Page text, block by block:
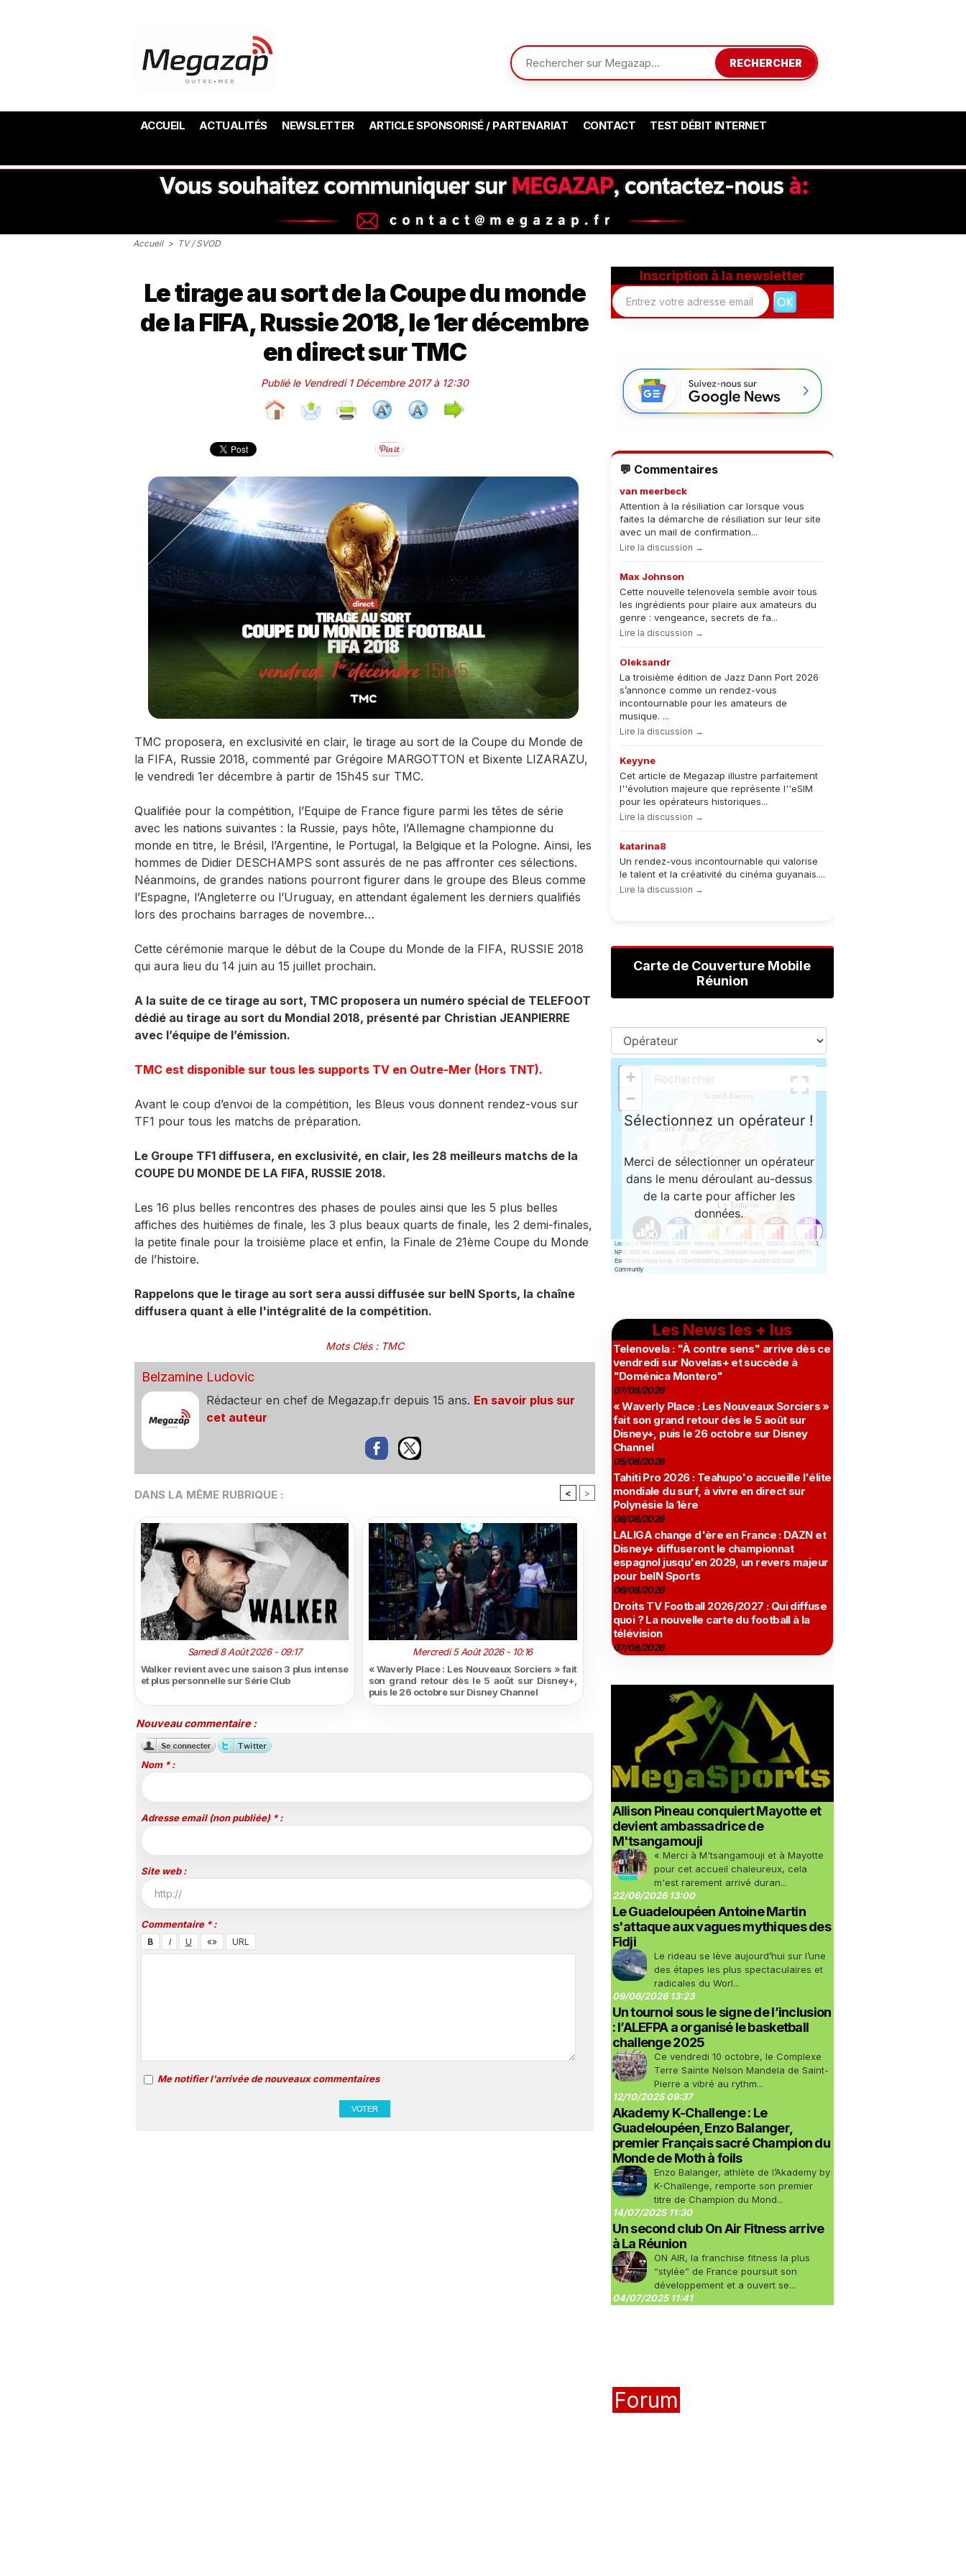
RECHERCHER
ACCUEIL ACTUALITÉS NEWSLETTER ARTICLE SPONSORISÉ / PARTENARIAT CONTACT TEST DÉBIT INTERNET
Accueil > TV / SVOD
Le tirage au sort de la Coupe du monde
de la FIFA, Russie 2018, le 1er décembre
en direct sur TMC
Publié le Vendredi 1 Décembre 2017 à 12:30
TMC proposera, en exclusivité en clair, le tirage au sort de la Coupe du Monde de
la FIFA, Russie 2018, commenté par Grégoire MARGOTTON et Bixente LIZARAZU,
le vendredi 1er décembre à partir de 15h45 sur TMC.
Qualifiée pour la compétition, l’Equipe de France figure parmi les têtes de série
avec les nations suivantes : la Russie, pays hôte, l’Allemagne championne du
monde en titre, le Brésil, l’Argentine, le Portugal, la Belgique et la Pologne. Ainsi, les
hommes de Didier DESCHAMPS sont assurés de ne pas affronter ces sélections.
Néanmoins, de grandes nations pourront figurer dans le groupe des Bleus comme
l’Espagne, l’Angleterre ou l’Uruguay, en attendant également les derniers qualifiés
lors des prochains barrages de novembre…
Cette cérémonie marque le début de la Coupe du Monde de la FIFA, RUSSIE 2018
qui aura lieu du 14 juin au 15 juillet prochain.
A la suite de ce tirage au sort, TMC proposera un numéro spécial de TELEFOOT
dédié au tirage au sort du Mondial 2018, présenté par Christian JEANPIERRE
avec l’équipe de l’émission.
​TMC est disponible sur tous les supports TV en Outre-Mer (Hors TNT).
Avant le coup d’envoi de la compétition, les Bleus vous donnent rendez-vous sur
TF1 pour tous les matchs de préparation.
Le Groupe TF1 diffusera, en exclusivité, en clair, les 28 meilleurs matchs de la
COUPE DU MONDE DE LA FIFA, RUSSIE 2018.
Les 16 plus belles rencontres des phases de poules ainsi que les 5 plus belles
affiches des huitièmes de finale, les 3 plus beaux quarts de finale, les 2 demi-finales,
la petite finale pour la troisième place et enfin, la Finale de 21ème Coupe du Monde
de l’histoire.
Rappelons que le tirage au sort sera aussi diffusée sur beIN Sports, la chaîne
diffusera quant à elle l'intégralité de la compétition.
Mots Clés: TMC
Belzamine Ludovic
Rédacteur en chef de Megazap.fr depuis 15 ans. En savoir plus sur
cet auteur
DANS LA MÊME RUBRIQUE : < >
Samedi 8 Août 2026 - 09:17
Walker revient avec une saison 3 plus intense
et plus personnelle sur Série Club
Mercredi 5 Août 2026 - 10:16
« Waverly Place : Les Nouveaux Sorciers » fait
son grand retour dès le 5 août sur Disney+,
puis le 26 octobre sur Disney Channel
Nouveau commentaire :
Nom * :
Adresse email (non publiée) * :
Site web :
Commentaire * :
Me notifier l'arrivée de nouveaux commentaires
Inscription à la newsletter
💬 Commentaires
van meerbeck
Attention à la résiliation car lorsque vous
faites la démarche de résiliation sur leur site
avec un mail de confirmation...
Lire la discussion →
Max Johnson
Cette nouvelle telenovela semble avoir tous
les ingrédients pour plaire aux amateurs du
genre : vengeance, secrets de fa...
Lire la discussion →
Oleksandr
La troisième édition de Jazz Dann Port 2026
s’annonce comme un rendez-vous
incontournable pour les amateurs de
musique. ...
Lire la discussion →
Keyyne
Cet article de Megazap illustre parfaitement
l''évolution majeure que représente l''eSIM
pour les opérateurs historiques...
Lire la discussion →
katarina8
Un rendez-vous incontournable qui valorise
le talent et la créativité du cinéma guyanais....
Lire la discussion →
Carte de Couverture Mobile
Réunion
Les News les + lus
Telenovela : "À contre sens" arrive dès ce
vendredi sur Novelas+ et succède à
"Doménica Montero"
07/08/2026
« Waverly Place : Les Nouveaux Sorciers »
fait son grand retour dès le 5 août sur
Disney+, puis le 26 octobre sur Disney
Channel
05/08/2026
Tahiti Pro 2026 : Teahupo'o accueille l'élite
mondiale du surf, à vivre en direct sur
Polynésie la 1ère
08/08/2026
LALIGA change d'ère en France : DAZN et
Disney+ diffuseront le championnat
espagnol jusqu'en 2029, un revers majeur
pour beIN Sports
06/08/2026
Droits TV Football 2026/2027 : Qui diffuse
quoi ? La nouvelle carte du football à la
télévision
07/08/2026
Allison Pineau conquiert Mayotte et
devient ambassadrice de
M'tsangamouji
« Merci à M'tsangamouji et à Mayotte
pour cet accueil chaleureux, cela
m'est rarement arrivé duran...
22/06/2026 13:00
Le Guadeloupéen Antoine Martin
s'attaque aux vagues mythiques des
Fidji
Le rideau se lève aujourd’hui sur l’une
des étapes les plus spectaculaires et
radicales du Worl...
09/06/2026 13:23
Un tournoi sous le signe de l’inclusion
: l’ALEFPA a organisé le basketball
challenge 2025
Ce vendredi 10 octobre, le Complexe
Terre Sainte Nelson Mandela de Saint-
Pierre a vibré au rythm...
12/10/2025 09:37
Akademy K-Challenge : Le
Guadeloupéen, Enzo Balanger,
premier Français sacré Champion du
Monde de Moth à foils
Enzo Balanger, athlète de l’Akademy by
K-Challenge, remporte son premier
titre de Champion du Mond...
14/07/2025 11:30
Un second club On Air Fitness arrive
à La Réunion
ON AIR, la franchise fitness la plus
“stylée” de France poursuit son
développement et a ouvert se...
04/07/2025 11:41
Forum